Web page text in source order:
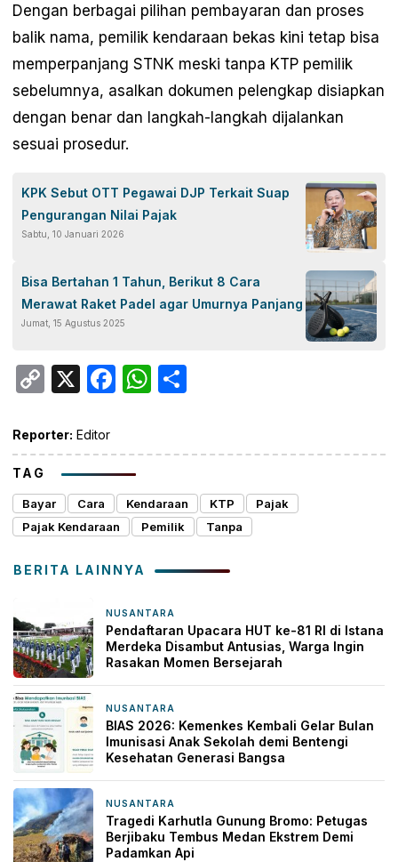
Dengan berbagai pilihan pembayaran dan proses
balik nama, pemilik kendaraan bekas kini tetap bisa
memperpanjang STNK meski tanpa KTP pemilik
sebelumnya, asalkan dokumen pelengkap disiapkan
dengan benar dan langkah-langkah dijalankan
sesuai prosedur.
KPK Sebut OTT Pegawai DJP Terkait Suap
Pengurangan Nilai Pajak
Sabtu, 10 Januari 2026
Bisa Bertahan 1 Tahun, Berikut 8 Cara
Merawat Raket Padel agar Umurnya Panjang
Jumat, 15 Agustus 2025
Copy
X Facebook
WhatsApp
Reporter: Editor
TAG
Bayar Cara Kendaraan KTP
Pajak
Pajak Kendaraan
Pemilik Tanpa
BERITA LAINNYA
NUSANTARA
Pendaftaran Upacara HUT ke-81 RI di Istana
Merdeka Disambut Antusias, Warga Ingin
Rasakan Momen Bersejarah
NUSANTARA
BIAS 2026: Kemenkes Kembali Gelar Bulan
Imunisasi Anak Sekolah demi Bentengi
Kesehatan Generasi Bangsa
NUSANTARA
Tragedi Karhutla Gunung Bromo: Petugas
Berjibaku Tembus Medan Ekstrem Demi
Padamkan Api